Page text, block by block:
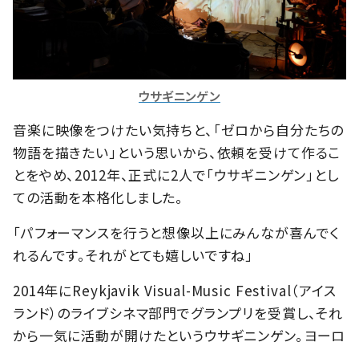
ウサギニンゲン
音楽に映像をつけたい気持ちと、「ゼロから自分たちの
物語を描きたい」という思いから、依頼を受けて作るこ
とをやめ、2012年、正式に2人で「ウサギニンゲン」とし
ての活動を本格化しました。
「パフォーマンスを行うと想像以上にみんなが喜んでく
れるんです。それがとても嬉しいですね」
2014年にReykjavik Visual-Music Festival（アイス
ランド）のライブシネマ部門でグランプリを受賞し、それ
から一気に活動が開けたというウサギニンゲン。ヨーロ